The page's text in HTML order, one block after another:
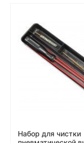
Набор для чистки